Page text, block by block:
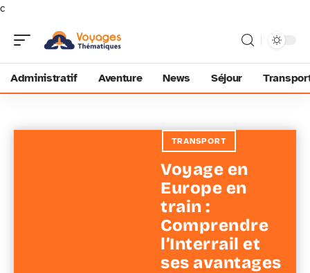
c
Administratif Aventure News Séjour
TRANSPORT
Voyage en
Europe en
train :
Comprendre
l’Interrail et
ses avantages